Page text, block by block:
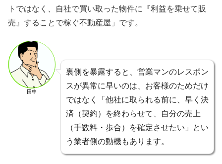
トではなく、自社で買い取った物件に『利益を乗せて販
売』することで稼ぐ不動産屋」です。
田中
裏側を暴露すると、営業マンのレスポン
スが異常に早いのは、お客様のためだけ
ではなく「他社に取られる前に、早く決
済（契約）を終わらせて、自分の売上
（手数料・歩合）を確定させたい」とい
う業者側の動機もあります。